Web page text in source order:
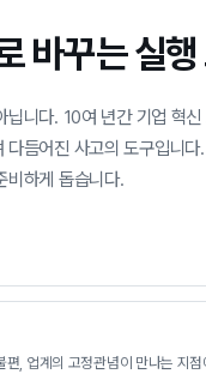
바꾸는 실
니다. 10여 년간 기업 혁신
듬어진 사고의 도구입니다
비하게 돕습니다.
편, 업계의 고정관념이 만나는 지